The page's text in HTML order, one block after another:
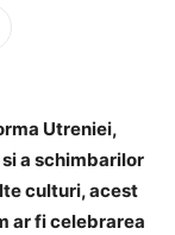
Utreniei,
a schimbarilor
culturi, acest
ar fi celebrarea